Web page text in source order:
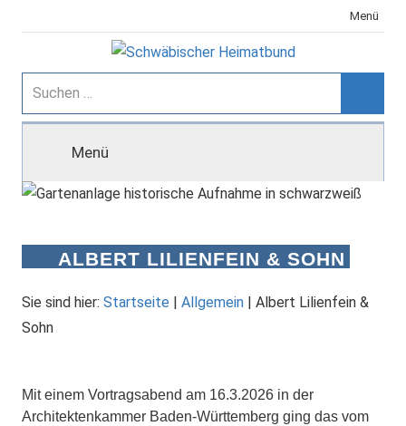
Inhalt
Menü
Schwäbischer
Heimatbund
Suchen
nach:
Menü
ALBERT LILIENFEIN & SOHN
Sie sind hier: Startseite | Allgemein | Albert Lilienfein &
Sohn
Mit einem Vortragsabend am 16.3.2026 in der
Architektenkammer Baden-Württemberg ging das vom